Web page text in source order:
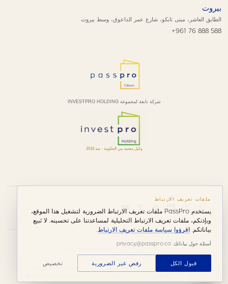
بيروت
الطابق العاشر، مبنى تابكو، شارع عمر الداعوق، وسط بيروت
+961 76 888 588
شركة تابعة لمجموعة INVESTPRO HOLDING
وكيل معتمد من الحكومة · منذ 2016
سياسة
الشروط
ملفات تعريف
أسئلة حول بياناتك:
ملفات تعريف الارتباط
يستخدم PassPro ملفات تعريف الارتباط الضرورية لتشغيل هذا الموقع،
وبإذنكم، ملفات تعريف الارتباط التحليلية لمساعدتنا على تحسينه. لا نَبيع
بياناتكم.
اقرؤوا سياسة ملفات تعريف الارتباط.
أسئلة حول بياناتك: privacy@passpro.co
قبول الكل رفض غير الضرورية تخصيص